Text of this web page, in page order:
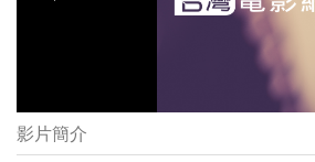
老少五個半劇照
影片簡介